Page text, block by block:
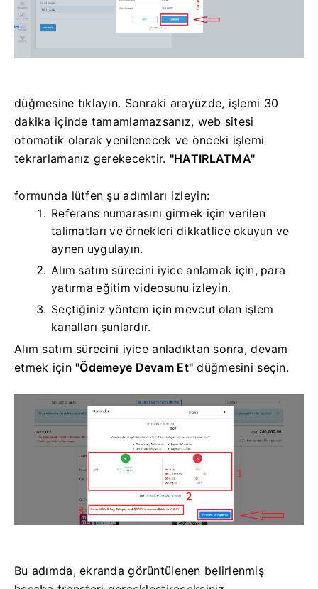
düğmesine tıklayın. Sonraki arayüzde, işlemi 30
dakika içinde tamamlamazsanız, web sitesi
otomatik olarak yenilenecek ve önceki işlemi
tekrarlamanız gerekecektir. "HATIRLATMA"
formunda lütfen şu adımları izleyin:
Referans numarasını girmek için verilen
talimatları ve örnekleri dikkatlice okuyun ve
aynen uygulayın.
Alım satım sürecini iyice anlamak için, para
yatırma eğitim videosunu izleyin.
Seçtiğiniz yöntem için mevcut olan işlem
kanalları şunlardır.
Alım satım sürecini iyice anladıktan sonra, devam
etmek için "Ödemeye Devam Et" düğmesini seçin.
Bu adımda, ekranda görüntülenen belirlenmiş